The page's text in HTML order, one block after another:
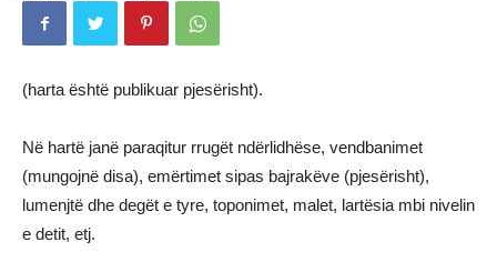
(harta është publikuar pjesërisht).
Në hartë janë paraqitur rrugët ndërlidhëse, vendbanimet
(mungojnë disa), emërtimet sipas bajrakëve (pjesërisht),
lumenjtë dhe degët e tyre, toponimet, malet, lartësia mbi nivelin
e detit, etj.